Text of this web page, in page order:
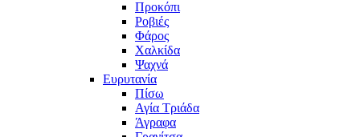
Προκόπι
Ροβιές
Φάρος
Χαλκίδα
Ψαχνά
Ευρυτανία
Πίσω
Αγία Τριάδα
Άγραφα